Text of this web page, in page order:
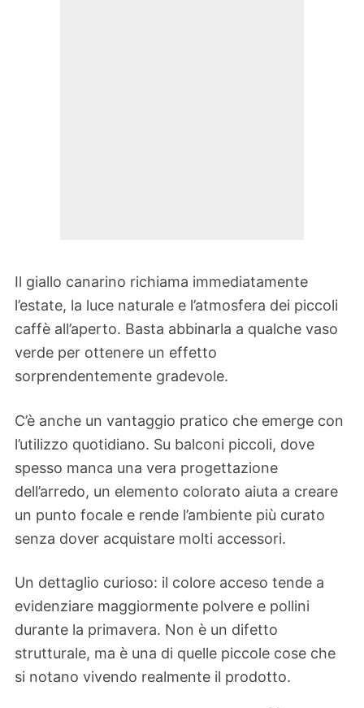
Il giallo canarino richiama immediatamente
l’estate, la luce naturale e l’atmosfera dei piccoli
caffè all’aperto. Basta abbinarla a qualche vaso
verde per ottenere un effetto
sorprendentemente gradevole.
C’è anche un vantaggio pratico che emerge con
l’utilizzo quotidiano. Su balconi piccoli, dove
spesso manca una vera progettazione
dell’arredo, un elemento colorato aiuta a creare
un punto focale e rende l’ambiente più curato
senza dover acquistare molti accessori.
Un dettaglio curioso: il colore acceso tende a
evidenziare maggiormente polvere e pollini
durante la primavera. Non è un difetto
strutturale, ma è una di quelle piccole cose che
si notano vivendo realmente il prodotto.